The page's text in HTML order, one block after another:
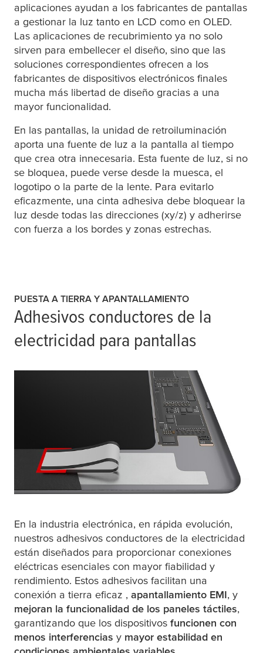
aplicaciones ayudan a los fabricantes de pantallas
a gestionar la luz tanto en LCD como en OLED.
Las aplicaciones de recubrimiento ya no solo
sirven para embellecer el diseño, sino que las
soluciones correspondientes ofrecen a los
fabricantes de dispositivos electrónicos finales
mucha más libertad de diseño gracias a una
mayor funcionalidad.
En las pantallas, la unidad de retroiluminación
aporta una fuente de luz a la pantalla al tiempo
que crea otra innecesaria. Esta fuente de luz, si no
se bloquea, puede verse desde la muesca, el
logotipo o la parte de la lente. Para evitarlo
eficazmente, una cinta adhesiva debe bloquear la
luz desde todas las direcciones (xy/z) y adherirse
con fuerza a los bordes y zonas estrechas.
PUESTA A TIERRA Y APANTALLAMIENTO
Adhesivos conductores de la
electricidad para pantallas
En la industria electrónica, en rápida evolución,
nuestros adhesivos conductores de la electricidad
están diseñados para proporcionar conexiones
eléctricas esenciales con mayor fiabilidad y
rendimiento. Estos adhesivos facilitan una
conexión a tierra eficaz , apantallamiento EMI, y
mejoran la funcionalidad de los paneles táctiles,
garantizando que los dispositivos funcionen con
menos interferencias y mayor estabilidad en